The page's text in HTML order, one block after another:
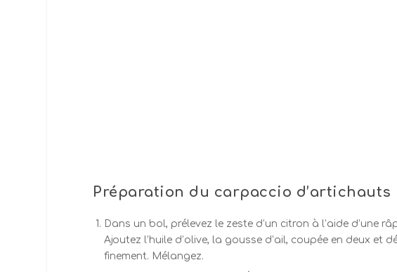
Préparation du carpaccio d’artichauts
Dans un bol, prélevez le zeste d’un citron à l’aide d’une
Ajoutez l’huile d’olive, la gousse d’ail, coupée en deux et
finement. Mélangez.